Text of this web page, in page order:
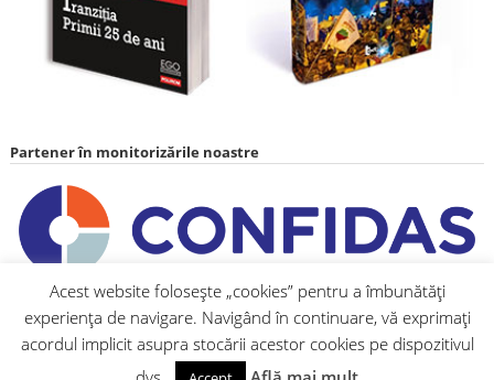
Partener în monitorizările noastre
Acest website folosește „cookies” pentru a îmbunătăți
experiența de navigare. Navigând în continuare, vă exprimați
acordul implicit asupra stocării acestor cookies pe dispozitivul